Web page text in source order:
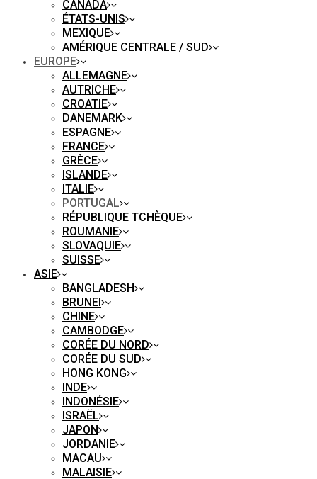
CANADA
ÉTATS-UNIS
MEXIQUE
AMÉRIQUE CENTRALE / SUD
EUROPE
ALLEMAGNE
AUTRICHE
CROATIE
DANEMARK
ESPAGNE
FRANCE
GRÈCE
ISLANDE
ITALIE
PORTUGAL
RÉPUBLIQUE TCHÈQUE
ROUMANIE
SLOVAQUIE
SUISSE
ASIE
BANGLADESH
BRUNEI
CHINE
CAMBODGE
CORÉE DU NORD
CORÉE DU SUD
HONG KONG
INDE
INDONÉSIE
ISRAËL
JAPON
JORDANIE
MACAU
MALAISIE